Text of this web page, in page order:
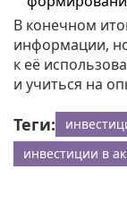
В конечном
информации,
к её
и учиться на
Теги:
инвестиции в